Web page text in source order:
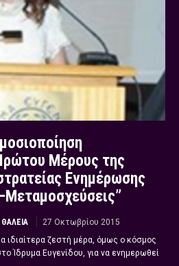
Μέρους της
Ενημέρωσης
27 Οκτωβρίου 2015
ιδιαίτερα ζεστή μέρα, όμως ο κόσμος
Ίδρυμα Ευγενίδου, για να ενημερωθεί